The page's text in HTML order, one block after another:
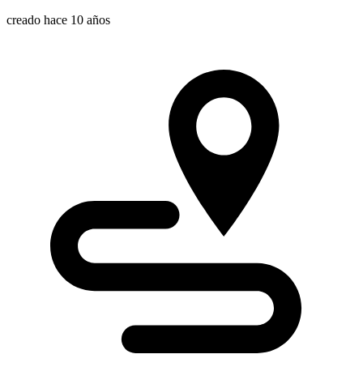
creado hace 10 años